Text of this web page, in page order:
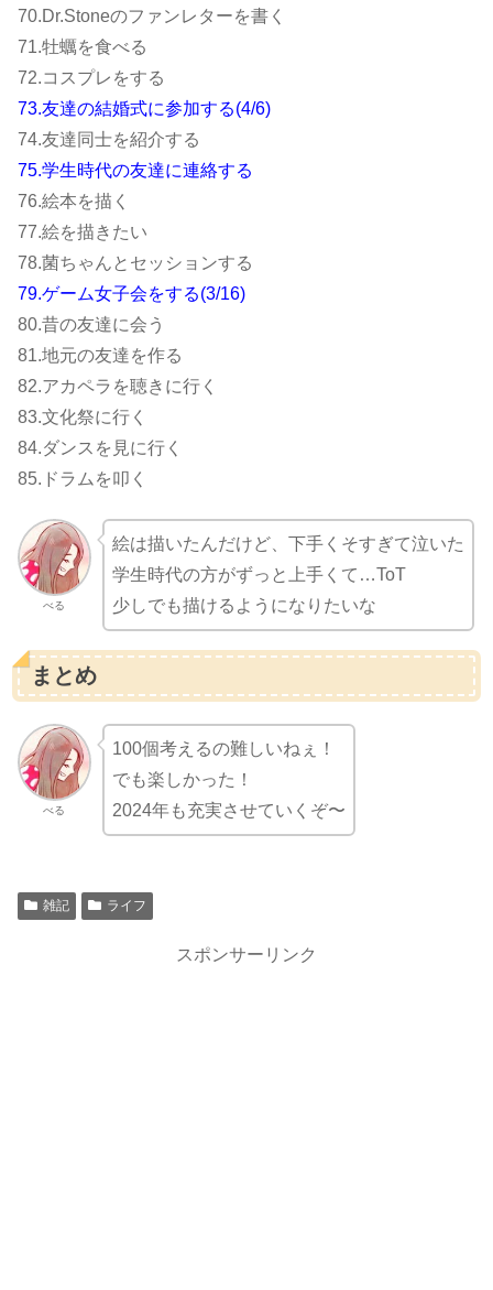
70.Dr.Stoneのファンレターを書く
71.牡蠣を食べる
72.コスプレをする
73.友達の結婚式に参加する(4/6)
74.友達同士を紹介する
75.学生時代の友達に連絡する
76.絵本を描く
77.絵を描きたい
78.菌ちゃんとセッションする
79.ゲーム女子会をする(3/16)
80.昔の友達に会う
81.地元の友達を作る
82.アカペラを聴きに行く
83.文化祭に行く
84.ダンスを見に行く
85.ドラムを叩く
べる
絵は描いたんだけど、下手くそすぎて泣いた
学生時代の方がずっと上手くて…ToT
少しでも描けるようになりたいな
まとめ
べる
100個考えるの難しいねぇ！
でも楽しかった！
2024年も充実させていくぞ〜
雑記 ライフ
スポンサーリンク